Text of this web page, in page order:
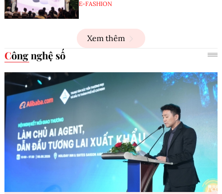
E-FASHION
Xem thêm
Công nghệ số